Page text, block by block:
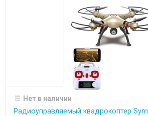
Нет в наличии
Радиоуправляемый квадрокоптер